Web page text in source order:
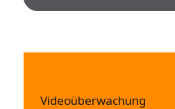
Videoüberwachung